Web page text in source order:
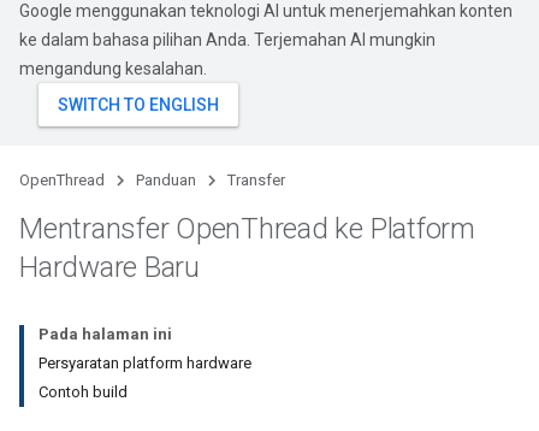
Google menggunakan teknologi AI untuk menerjemahkan konten
ke dalam bahasa pilihan Anda. Terjemahan AI mungkin
mengandung kesalahan.
OpenThread Panduan Transfer
Mentransfer OpenThread ke Platform
Hardware Baru
Pada halaman ini
Persyaratan platform hardware
Contoh build